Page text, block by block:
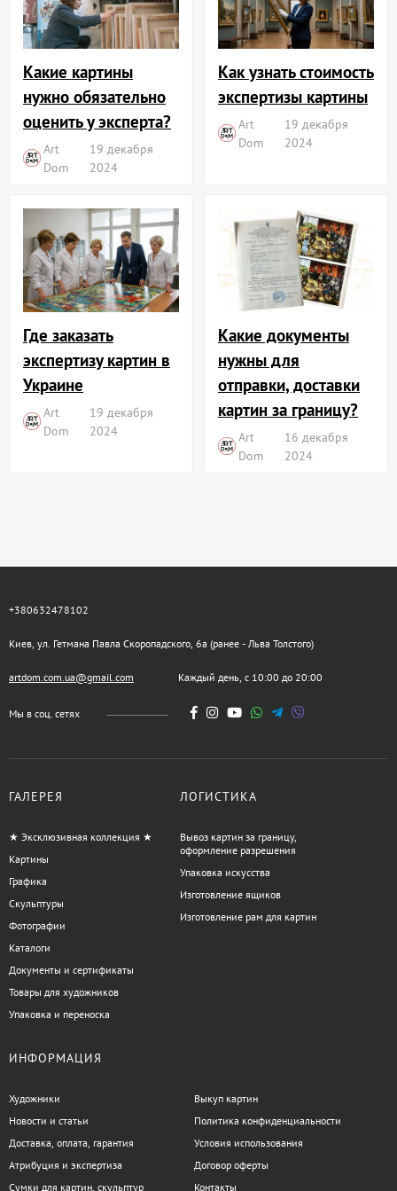
Какие картины
нужно обязательно
оценить у эксперта?
Art
Dom
19 декабря
2024
Как узнать стоимость
экспертизы картины
Art
Dom
19 декабря
2024
Где заказать
экспертизу картин в
Украине
Art
Dom
19 декабря
2024
Какие документы
нужны для
отправки, доставки
картин за границу?
Art
Dom
16 декабря
2024
+380632478102
Киев, ул. Гетмана Павла Скоропадского, 6а (ранее - Льва Толстого)
artdom.com.ua@gmail.com Каждый день, с 10:00 до 20:00
Мы в соц. сетях
ГАЛЕРЕЯ
★ Эксклюзивная коллекция ★
Картины
Графика
Скульптуры
Фотографии
Каталоги
Документы и сертификаты
Товары для художников
Упаковка и переноска
ЛОГИСТИКА
Вывоз картин за границу,
оформление разрешения
Упаковка искусства
Изготовление ящиков
Изготовление рам для картин
ИНФОРМАЦИЯ
Художники
Новости и статьи
Доставка, оплата, гарантия
Атрибуция и экспертиза
Сумки для картин, скульптур
Выкуп картин
Политика конфиденциальности
Условия использования
Договор оферты
Контакты